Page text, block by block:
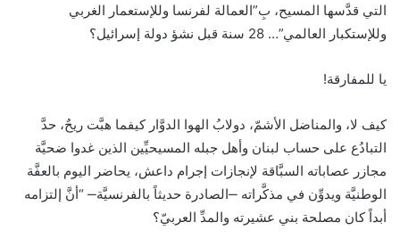
التي قدَّسها المسيح، بِ”العمالة لفرنسا وللإستعمار الغربي
وللإستكبار العالمي”… 28 سنة قبل نشؤ دولة إسرائيل؟
يا للمفارقة!
كيف لا، والمناضل الأشمّ، دولابُ الهوا الدوَّار كيفما هبَّت ريحٌ، حدَّ
التبادُع على حساب لبنان وأهل جبله المسيحيِّين الذين غدوا ضحيَّة
مجازر عصاباته السبَّاقة لإنجازات إجرام داعش، يحاضر اليوم بالعفَّة
الوطنيَّة ويدوِّن في مذكَّراته ‒الصادرة حديثاً بالفرنسيَّة‒ “أنَّ إلتزامه
أبداً كان مصلحة بني عشيرته والمدِّ العربيّ؟